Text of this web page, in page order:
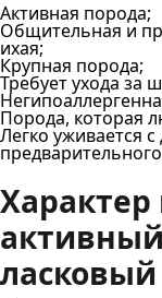
Активная порода;
Общительная и
ихая;
Крупная порода;
Требует ухода за
Порода, которая
Легко уживается